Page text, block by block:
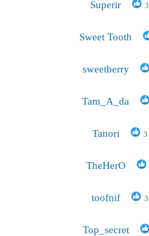
Superir 3
Sweet Tooth
sweetberry
Tam_A_da
Tanori 3
TheHerO
toofnif 3
Top_secret